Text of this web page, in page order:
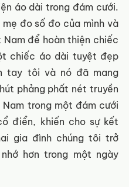
áo dài trong đám cưới.
mẹ đo số đo của mình và
Nam để hoàn thiện chiếc
chiếc áo dài tuyệt đẹp
tay tôi và nó đã mang
phảng phất nét truyền
trong một đám cưới
điển, khiến cho sự kết
gia đình chúng tôi trở
hơn trong một ngày